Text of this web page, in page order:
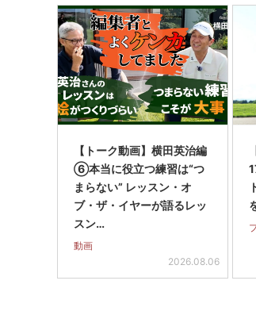
【トーク動画】横田英治編
⑥本当に役立つ練習は“つ
まらない” レッスン・オ
ブ・ザ・イヤーが語るレッ
スン…
動画
2026.08.06